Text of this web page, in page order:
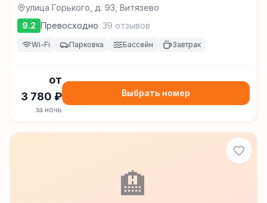
улица Горького, д. 93, Витязево
9.2 Превосходно· 39 отзывов
Wi-Fi Парковка Бассейн Завтрак
от
3 780 ₽
за ночь
Выбрать номер
🏨